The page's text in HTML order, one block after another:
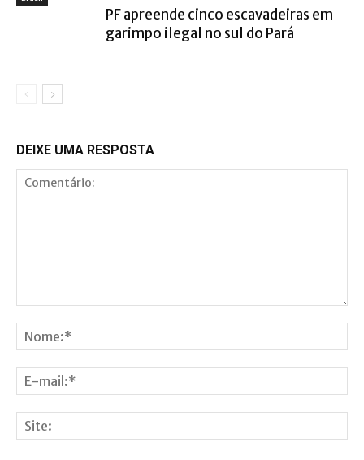
PF apreende cinco escavadeiras em
garimpo ilegal no sul do Pará
DEIXE UMA RESPOSTA